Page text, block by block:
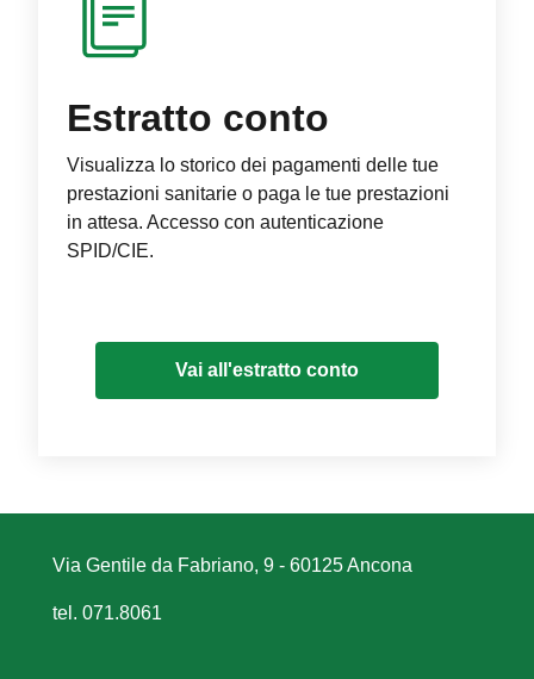
Estratto conto
Visualizza lo storico dei pagamenti delle tue
prestazioni sanitarie o paga le tue prestazioni
in attesa. Accesso con autenticazione
SPID/CIE.
Vai all'estratto conto
Via Gentile da Fabriano, 9 - 60125 Ancona
tel. 071.8061